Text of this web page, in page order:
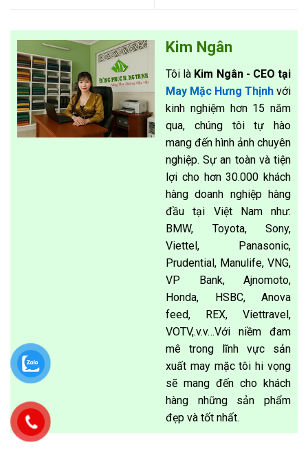
Kim Ngân
Tôi là Kim Ngân - CEO tại
May Mặc Hưng Thịnh với
kinh nghiệm hơn 15 năm
qua, chúng tôi tự hào
mang đến hình ảnh chuyên
nghiệp. Sự an toàn và tiện
lợi cho hơn 30.000 khách
hàng doanh nghiệp hàng
đầu tại Việt Nam như:
BMW, Toyota, Sony,
Viettel, Panasonic,
Prudential, Manulife, VNG,
VP Bank, Ajnomoto,
Honda, HSBC, Anova
feed, REX, Viettravel,
VOTV,.v.v…Với niềm đam
mê trong lĩnh vực sản
xuất may mặc tôi hi vọng
sẽ mang đến cho khách
hàng những sản phẩm
đẹp và tốt nhất.